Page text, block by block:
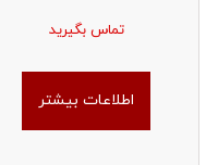
تماس بگیرید
اطلاعات بیشتر